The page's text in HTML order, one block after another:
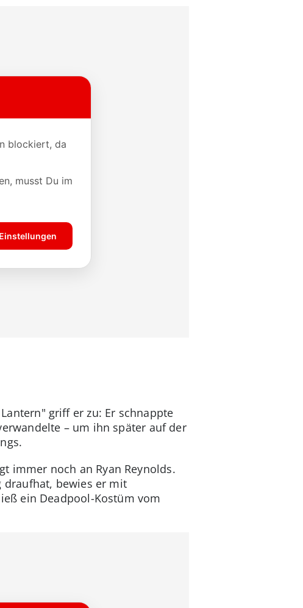
griff er zu: Er schnappte
– um ihn später auf der
immer noch an Ryan Reynolds.
draufhat, bewies er mit
ein Deadpool-Kostüm vom